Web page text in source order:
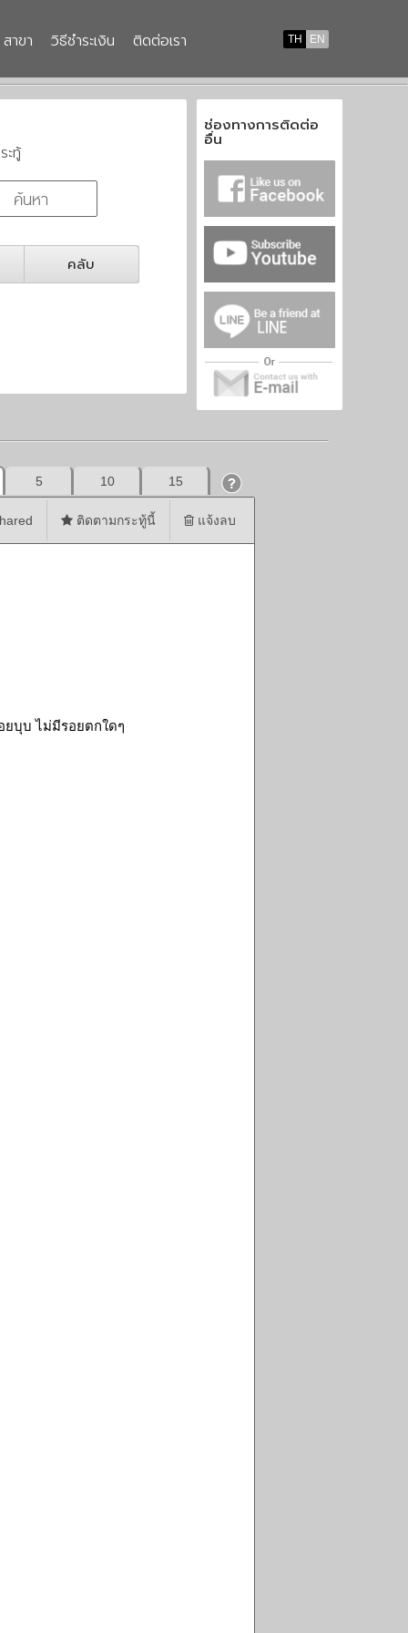
TH EN
สาขา วิธีชำระเงิน ติดต่อเรา
ะทู้
คลับ
ช่องทางการติดต่อ
อื่น
5 10 15
ติดตามกระทู้นี้ แจ้งลบ
บุบ ไม่มีรอยตกใดๆ